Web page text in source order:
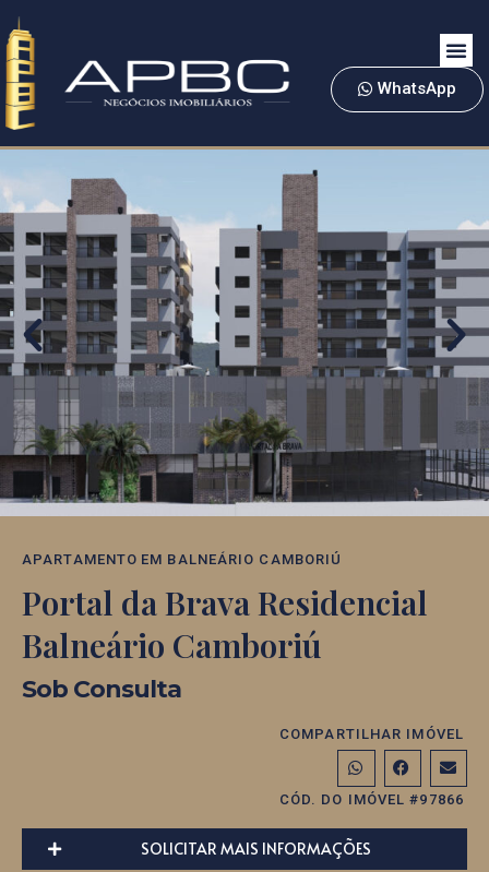
WhatsApp
APARTAMENTO EM BALNEÁRIO CAMBORIÚ
Portal da Brava Residencial
Balneário Camboriú
Sob Consulta
COMPARTILHAR IMÓVEL
CÓD. DO IMÓVEL #97866
SOLICITAR MAIS INFORMAÇÕES